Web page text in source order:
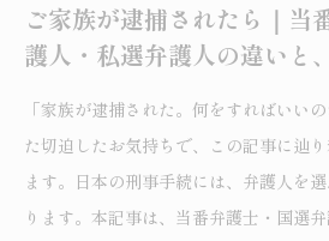
ご家族が逮捕されたら｜当
護人・私選弁護人の違いと
「家族が逮捕された。何をすればいい
た切迫したお気持ちで、この記事に辿
ます。日本の刑事手続には、弁護人を
ります。本記事は、当番弁護士・国選